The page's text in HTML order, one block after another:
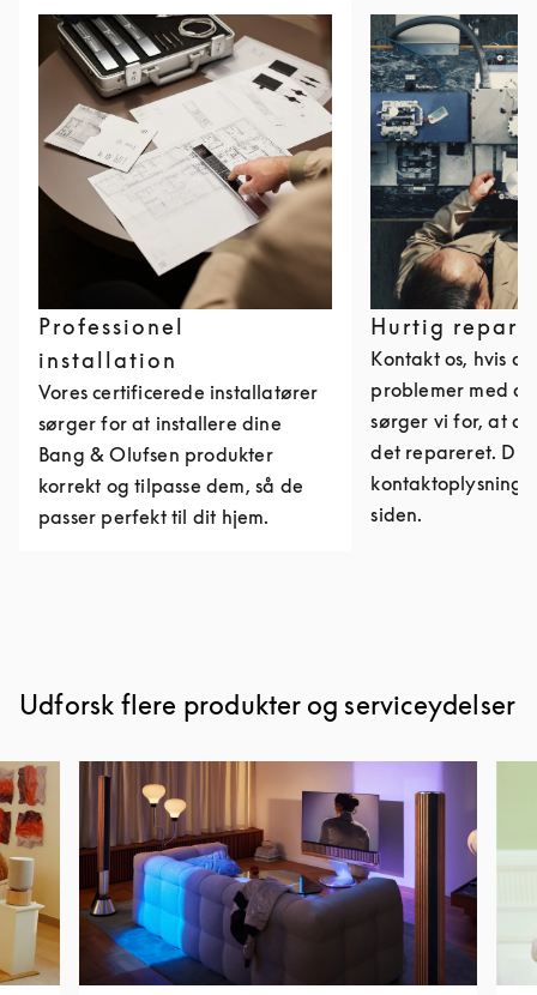
Professionel
installation
Vores certificerede installatører
sørger for at installere dine
Bang & Olufsen produkter
korrekt og tilpasse dem, så de
passer perfekt til dit hjem.
Hurtig
Kontakt os, hvis
problemer med
sørger vi for, at
det repareret. Du
siden.
Udforsk flere produkter og serviceydelser